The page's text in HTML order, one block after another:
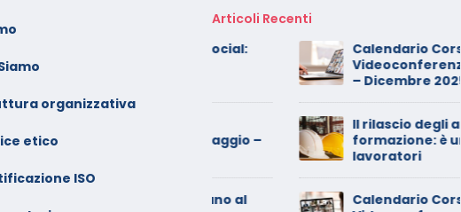
organizzativa
etico
ISO
Articoli Recenti
il consenso di
Maggio –
Calendario Corsi
Videoconferenza Novembre
– Dicembre 2025
Il rilascio degli attestati di
formazione: è un diritto dei
lavoratori
Calendario Corsi